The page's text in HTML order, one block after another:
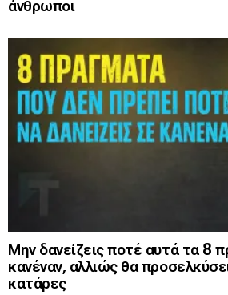
άνθρωποι
Μην δανείζεις ποτέ αυτά τα 8
κανέναν, αλλιώς θα
κατάρες